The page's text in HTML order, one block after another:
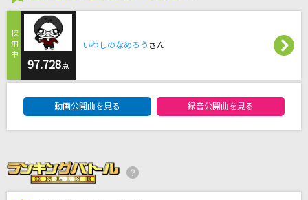
GLAY
KissHug
aiko
[生音]115万キロのフィルム
Official髭男dism
97.728点
いわしのなめろう さん
動画公開曲を見る 録音公開曲を見る